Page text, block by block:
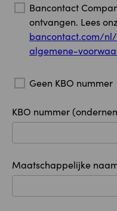
Bancontact
ontvangen. Lees
bancontact.com/
algemene-
Geen KBO nummer
KBO nummer
Maatschappelijke